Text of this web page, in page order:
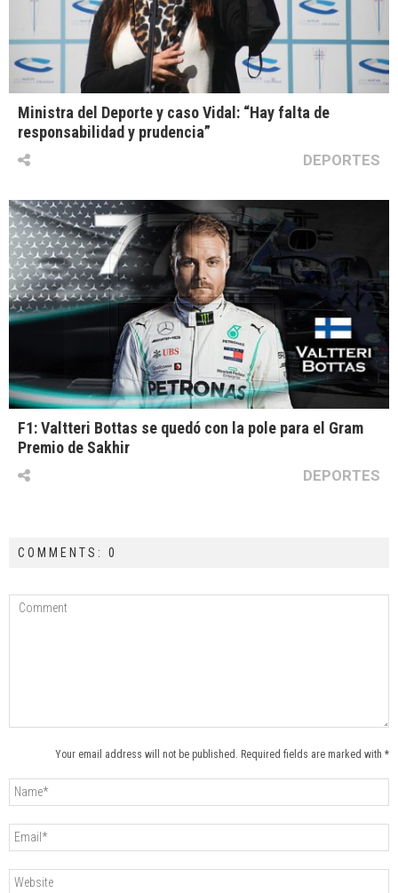
Ministra del Deporte y caso Vidal: “Hay falta de
responsabilidad y prudencia”
DEPORTES
F1: Valtteri Bottas se quedó con la pole para el Gram
Premio de Sakhir
DEPORTES
COMMENTS: 0
Your email address will not be published. Required fields are marked with *